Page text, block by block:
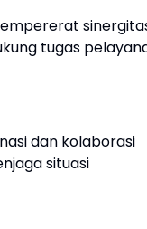
tugas
dan kolaborasi
situasi